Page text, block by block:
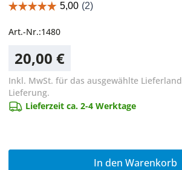
Art.-Nr.:1480
20,00 €
Inkl. MwSt. für das ausgewählte Lieferland
Lieferung.
Lieferzeit ca. 2-4 Werktage
In den Warenkorb